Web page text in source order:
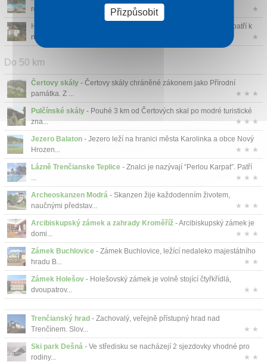
rekonst...
★
Hrad Malenovice
- Hrad Malenovice pocházející ze 14. století patří k
nejvý...
★
Do 50 km
Čertovy skály - Čertovy skály chráněné zákonem jako Přírodní
památka. Z ...
★ ★ ★
Pulčínské skály - Pouhé 3 km od Čertových skal po modré turistické
zna...
★ ★ ★
Jezero Balaton - Jezero leží na hranici města Karolinka a obce Nový
Hrozen...
★ ★ ★
Lázně Trenčianske Teplice - Znalci je nazývají “Perlou Karpat”. Patří
...
★ ★ ★
Archeoskanzen Modrá - Skanzen žije každodenním životem,
naučnými představ...
★ ★ ★
Arcibiskupský zámek a zahrady Kroměříž - Arcibiskupský zámek je
domi...
★ ★ ★
Zámek Buchlovice - Zámek Buchlovice, ležící nedaleko majestátního
hradu B...
★ ★
Zámek Holešov - Holešovský zámek je volně stojící čtyřkřídlá,
dvoupatrov...
★ ★
Trenčianský hrad - Zachovalý, veřejně přístupný hrad nad
Trenčínem. Slov...
★ ★
Ski park Dešná - Ve středisku se nacházejí 2 sjezdovky vhodné pro
rodiny...
★ ★
Přizpůsobit